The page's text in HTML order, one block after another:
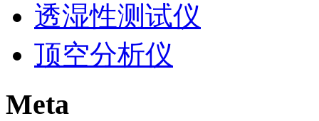
透湿性测试仪
顶空分析仪
Meta